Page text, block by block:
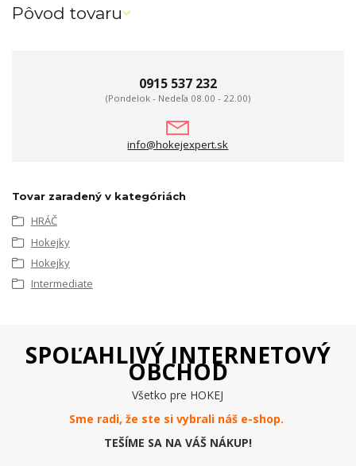
Pôvod tovaru
0915 537 232
(Pondelok - Nedeľa 08.00 - 22.00)
info@hokejexpert.sk
Tovar zaradený v kategóriách
HRÁČ
Hokejky
Hokejky
Intermediate
SPOĽAHLIVÝ INTERNETOVÝ
OBCHOD
Všetko pre HOKEJ
Sme radi, že ste si vybrali náš e-shop.
TEŠÍME SA NA VÁŠ NÁKUP!